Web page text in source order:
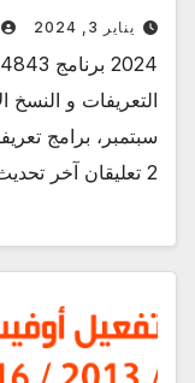
يناير 3, 2024
سبتمبر، برامج
2 تعليقان آخر تحديث : 28 فبراير، برنامج…